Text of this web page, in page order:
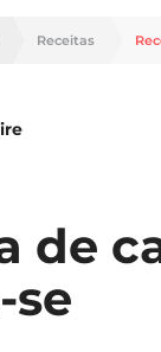
Receitas
de
se